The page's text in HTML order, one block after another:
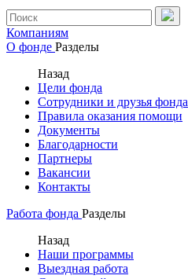
Компаниям
О фонде Разделы
Назад
Цели фонда
Сотрудники и друзья фонда
Правила оказания помощи
Документы
Благодарности
Партнеры
Вакансии
Контакты
Работа фонда Разделы
Назад
Наши программы
Выездная работа